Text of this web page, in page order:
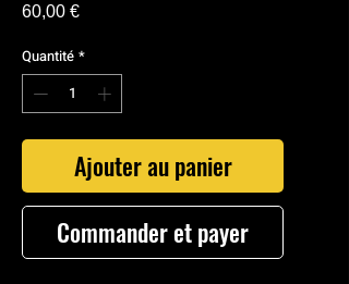
60,00 €Prix
Quantité *
Ajouter au panier
Commander et payer